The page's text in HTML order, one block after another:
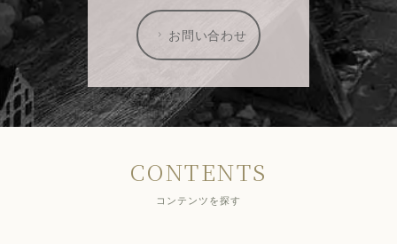
お問い合わせ
CONTENTS
コンテンツを探す